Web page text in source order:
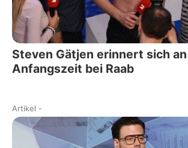
Steven Gätjen erinnert sich
Anfangszeit bei Raab
Artikel -